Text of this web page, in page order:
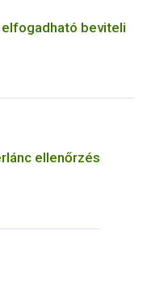
elfogadható beviteli
ellenőrzés